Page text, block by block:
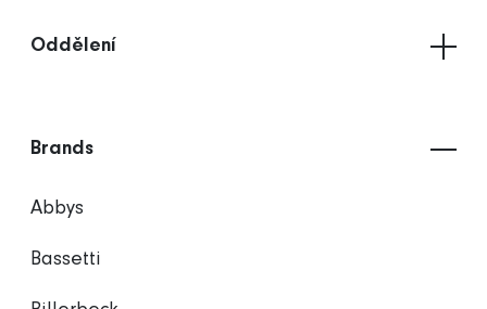
Oddělení
Brands
Abbys
Bassetti